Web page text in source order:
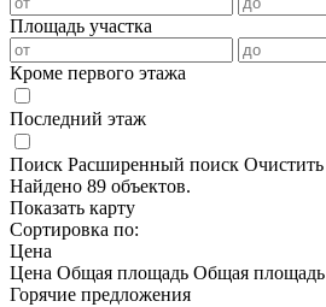
Площадь участка
Кроме первого этажа
Последний этаж
Поиск Расширенный поиск Очистить
Найдено 89 объектов.
Показать карту
Сортировка по:
Цена
Цена Общая площадь Общая площадь
Горячие предложения